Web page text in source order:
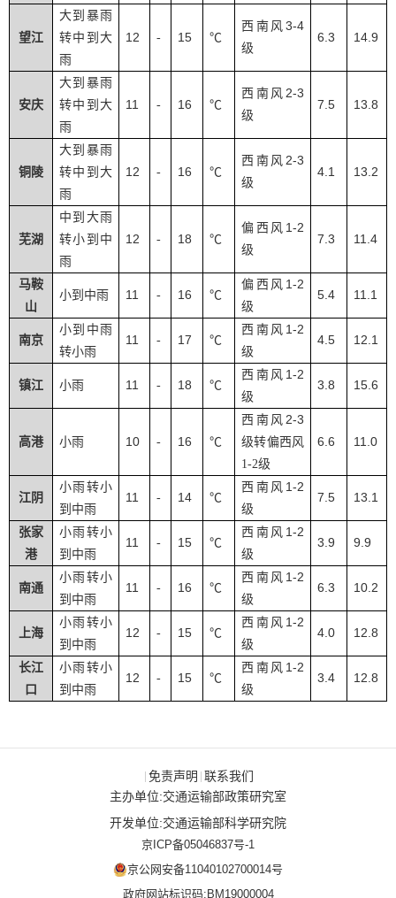
望江
大到暴雨
转中到大
雨
12 - 15 ℃
西南风 3-4
级
6.3 14.9
安庆
大到暴雨
转中到大
雨
11 - 16 ℃
西南风 2-3
级
7.5 13.8
铜陵
大到暴雨
转中到大
雨
12 - 16 ℃
西南风 2-3
级
4.1 13.2
芜湖
中到大雨
转小到中
雨
12 - 18 ℃
偏西风 1-2
级
7.3 11.4
马鞍
山
小到中雨 11 - 16 ℃
偏西风 1-2
级
5.4 11.1
南京
小到中雨
转小雨
11 - 17 ℃
西南风 1-2
级
4.5 12.1
镇江 小雨 11 - 18 ℃
西南风 1-2
级
3.8 15.6
高港 小雨 10 - 16 ℃
西南风 2-3
级转偏西风
1-2级
6.6 11.0
江阴
小雨转小
到中雨
11 - 14 ℃
西南风 1-2
级
7.5 13.1
张家
港
小雨转小
到中雨
11 - 15 ℃
西南风 1-2
级
3.9 9.9
南通
小雨转小
到中雨
11 - 16 ℃
西南风 1-2
级
6.3 10.2
上海
小雨转小
到中雨
12 - 15 ℃
西南风 1-2
级
4.0 12.8
长江
口
小雨转小
到中雨
12 - 15 ℃
西南风 1-2
级
3.4 12.8
| 免责声明 | 联系我们
主办单位:交通运输部政策研究室
开发单位:交通运输部科学研究院
京ICP备05046837号-1
京公网安备11040102700014号
政府网站标识码:BM19000004